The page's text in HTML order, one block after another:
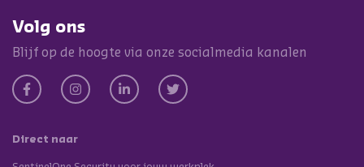
Volg ons
Blijf op de hoogte via onze socialmedia kanalen
Direct naar